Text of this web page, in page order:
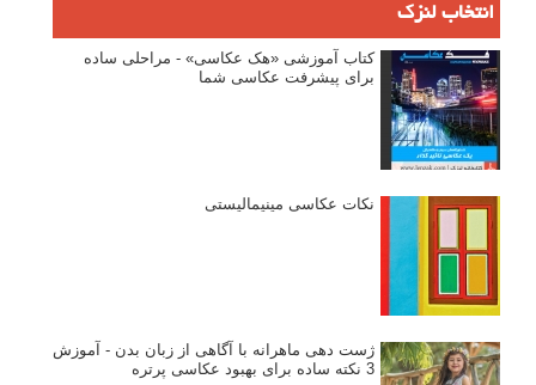
انتخاب لنزک
کتاب آموزشی «هک عکاسی» - مراحلی ساده
برای پیشرفت عکاسی شما
نکات عکاسی مینیمالیستی
ژست دهی ماهرانه با آگاهی از زبان بدن - آموزش
3 نکته ساده برای بهبود عکاسی پرتره